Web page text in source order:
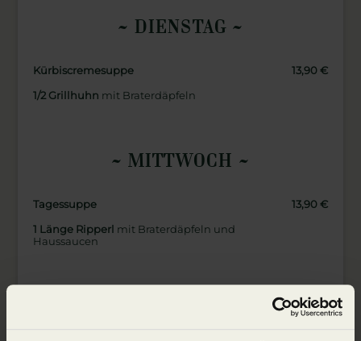
DIENSTAG
Kürbiscremesuppe 13,90
1/2 Grillhuhn mit Braterdäpfeln
MITTWOCH
Tagessuppe 13,90
1 Länge Ripperl mit Braterdäpfeln und
Haussaucen
DONNERSTAG